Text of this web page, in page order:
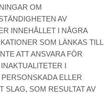
OM
AV
INNEHÅLLET I NÅGRA
SOM LÄNKAS TILL
ATT ANSVARA FÖR
I
ELLER
SLAG, SOM RESULTAT AV